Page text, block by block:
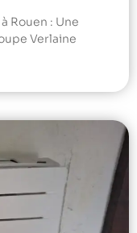
Rouen : Une
Verlaine